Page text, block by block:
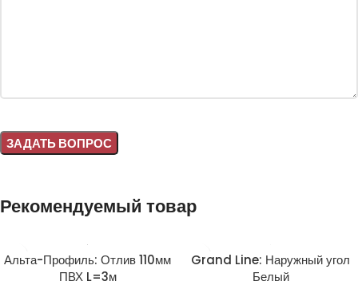
Рекомендуемый товар
Альта-Профиль: Отлив 110мм
ПВХ L=3м
Grand Line: Наружный угол
Белый